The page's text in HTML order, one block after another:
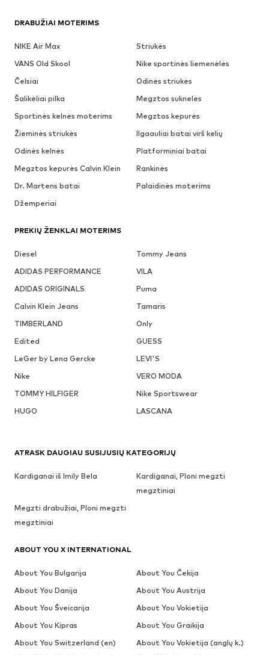
DRABUŽIAI MOTERIMS
NIKE Air Max
Striukės
VANS Old Skool
Nike sportinės liemenėlės
Čelsiai
Odinės striukės
Šalikėliai pilka
Megztos suknelės
Sportinės kelnės moterims
Megztos kepurės
Žieminės striukės
Ilgaauliai batai virš kelių
Odinės kelnės
Platforminiai batai
Megztos kepurės Calvin Klein
Rankinės
Dr. Martens batai
Palaidinės moterims
Džemperiai
PREKIŲ ŽENKLAI MOTERIMS
Diesel
Tommy Jeans
ADIDAS PERFORMANCE
VILA
ADIDAS ORIGINALS
Puma
Calvin Klein Jeans
Tamaris
TIMBERLAND
Only
Edited
GUESS
LeGer by Lena Gercke
LEVI'S
Nike
VERO MODA
TOMMY HILFIGER
Nike Sportswear
HUGO
LASCANA
ATRASK DAUGIAU SUSIJUSIŲ KATEGORIJŲ
Kardiganai iš Imily Bela
Kardiganai, Ploni megzti
megztiniai
Megzti drabužiai, Ploni megzti
megztiniai
ABOUT YOU X INTERNATIONAL
About You Bulgarija
About You Čekija
About You Danija
About You Austrija
About You Šveicarija
About You Vokietija
About You Kipras
About You Graikija
About You Switzerland (en)
About You Vokietija (anglų k.)